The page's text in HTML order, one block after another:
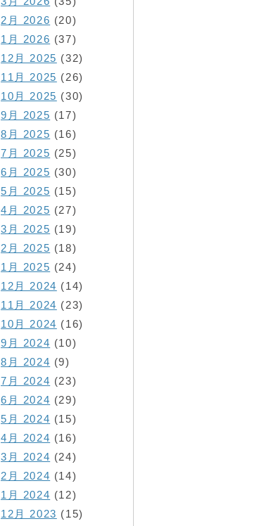
2月 2026 (20)
1月 2026 (37)
12月 2025 (32)
11月 2025 (26)
10月 2025 (30)
9月 2025 (17)
8月 2025 (16)
7月 2025 (25)
6月 2025 (30)
5月 2025 (15)
4月 2025 (27)
3月 2025 (19)
2月 2025 (18)
1月 2025 (24)
12月 2024 (14)
11月 2024 (23)
10月 2024 (16)
9月 2024 (10)
8月 2024 (9)
7月 2024 (23)
6月 2024 (29)
5月 2024 (15)
4月 2024 (16)
3月 2024 (24)
2月 2024 (14)
1月 2024 (12)
12月 2023 (15)